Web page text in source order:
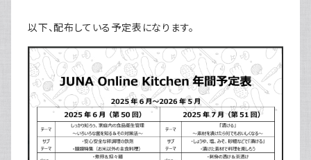
以下、配布している予定表になります。